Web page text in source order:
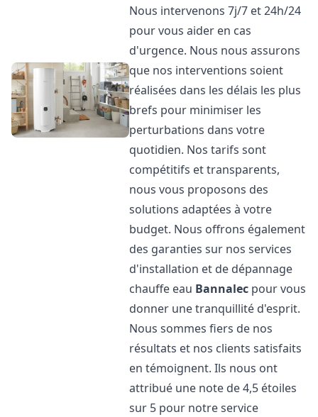
Nous intervenons 7j/7 et 24h/24
pour vous aider en cas
d'urgence. Nous nous assurons
que nos interventions soient
réalisées dans les délais les plus
brefs pour minimiser les
perturbations dans votre
quotidien. Nos tarifs sont
compétitifs et transparents,
nous vous proposons des
solutions adaptées à votre
budget. Nous offrons également
des garanties sur nos services
d'installation et de dépannage
chauffe eau Bannalec pour vous
donner une tranquillité d'esprit.
Nous sommes fiers de nos
résultats et nos clients satisfaits
en témoignent. Ils nous ont
attribué une note de 4,5 étoiles
sur 5 pour notre service